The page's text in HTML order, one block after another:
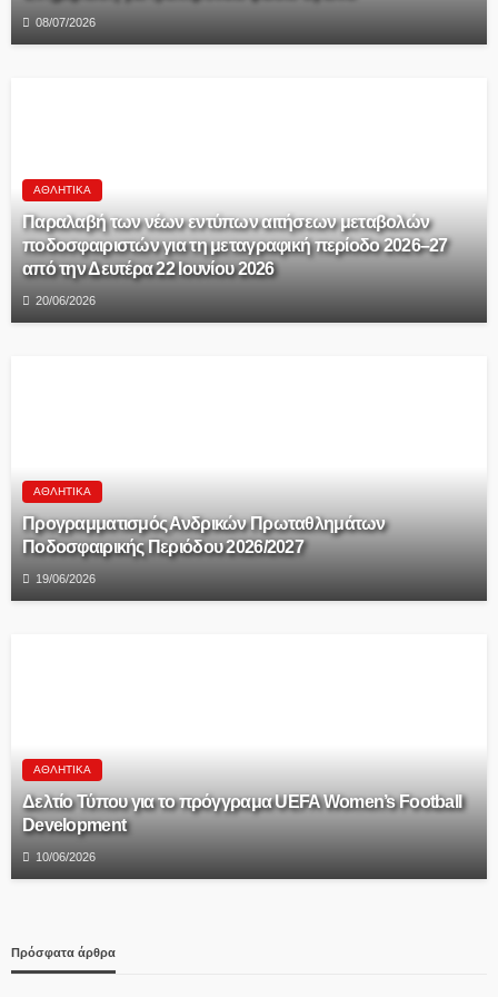
08/07/2026
ΑΘΛΗΤΙΚΆ
Παραλαβή των νέων εντύπων αιτήσεων μεταβολών
ποδοσφαιριστών για τη μεταγραφική περίοδο 2026–27
από την Δευτέρα 22 Ιουνίου 2026
20/06/2026
ΑΘΛΗΤΙΚΆ
Προγραμματισμός Ανδρικών Πρωταθλημάτων
Ποδοσφαιρικής Περιόδου 2026/2027
19/06/2026
ΑΘΛΗΤΙΚΆ
Δελτίο Τύπου για το πρόγγραμα UEFA Women’s Football
Development
10/06/2026
Πρόσφατα άρθρα